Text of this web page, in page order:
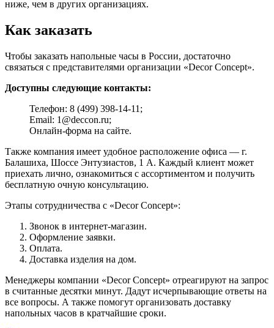
ниже, чем в других организациях.
Как заказать
Чтобы заказать напольные часы в России, достаточно
связаться с представителями организации «Decor Concept».
Доступны следующие контакты:
Телефон: 8 (499) 398-14-11;
Email: 1@deccon.ru;
Онлайн-форма на сайте.
Также компания имеет удобное расположение офиса — г.
Балашиха, Шоссе Энтузиастов, 1 А. Каждый клиент может
приехать лично, ознакомиться с ассортиментом и получить
бесплатную очную консультацию.
Этапы сотрудничества с «Decor Concept»:
Звонок в интернет-магазин.
Оформление заявки.
Оплата.
Доставка изделия на дом.
Менеджеры компании «Decor Concept» отреагируют на запрос
в считанные десятки минут. Дадут исчерпывающие ответы на
все вопросы. А также помогут организовать доставку
напольных часов в кратчайшие сроки.